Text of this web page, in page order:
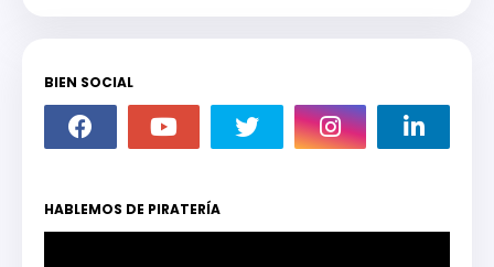
BIEN SOCIAL
HABLEMOS DE PIRATERÍA